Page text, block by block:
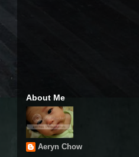
About Me
Aeryn Chow